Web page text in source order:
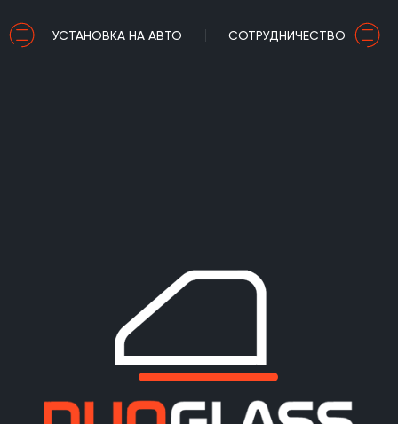
УСТАНОВКА НА АВТО СОТРУДНИЧЕСТВО